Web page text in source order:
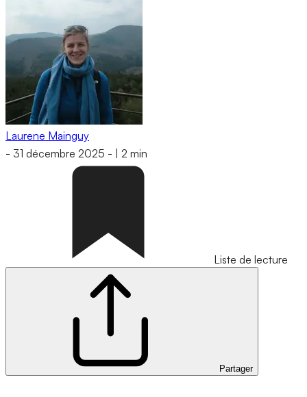
Laurene Mainguy
- 31 décembre 2025 - 2 min
Liste de lecture
Partager